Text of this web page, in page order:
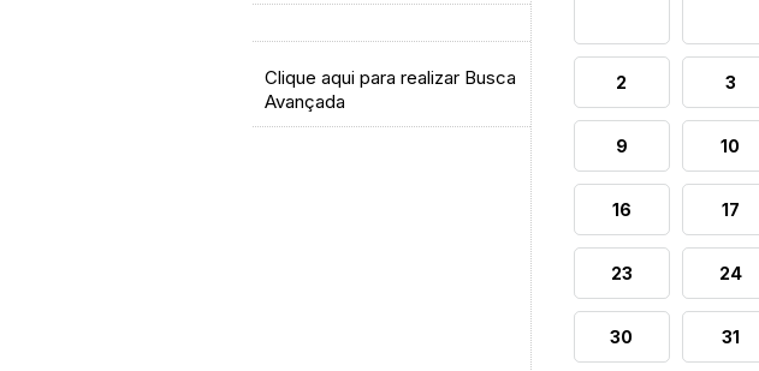
Clique aqui para realizar Busca
Avançada
2 3
9 10
16 17
23 24
30 31